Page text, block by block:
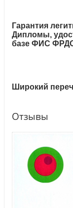
Гарантия
Дипломы,
базе ФИС
Широкий
Отзывы